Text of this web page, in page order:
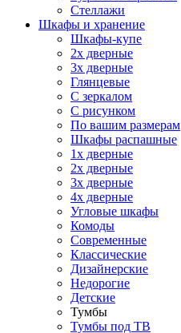
Стеллажи
Шкафы и хранение
Шкафы-купе
2х дверные
3х дверные
Глянцевые
С зеркалом
С рисунком
По вашим размерам
Шкафы распашные
1х дверные
2х дверные
3х дверные
4х дверные
Угловые шкафы
Комоды
Современные
Классические
Дизайнерские
Недорогие
Детские
Тумбы
Тумбы под ТВ